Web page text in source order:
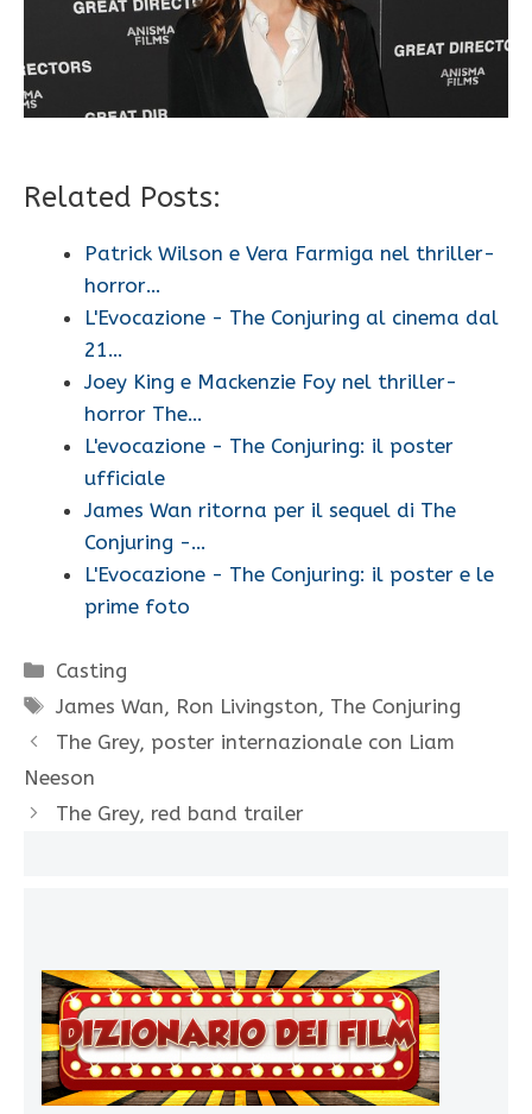
Related Posts:
Patrick Wilson e Vera Farmiga nel thriller-
horror…
L'Evocazione - The Conjuring al cinema dal
21…
Joey King e Mackenzie Foy nel thriller-
horror The…
L'evocazione - The Conjuring: il poster
ufficiale
James Wan ritorna per il sequel di The
Conjuring -…
L'Evocazione - The Conjuring: il poster e le
prime foto
Categorie
Casting
Tag
James Wan, Ron Livingston, The Conjuring
The Grey, poster internazionale con Liam
Neeson
The Grey, red band trailer